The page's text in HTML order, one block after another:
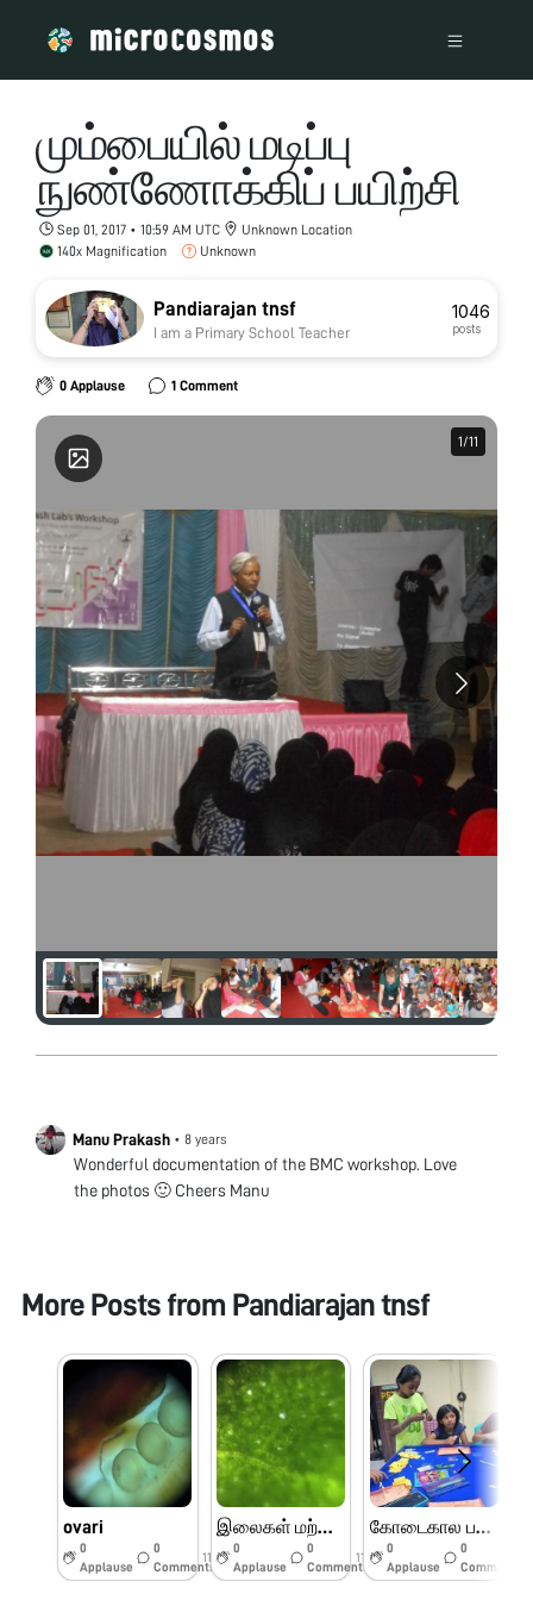
மும்பையில் மடிப்பு
நுண்ணோக்கிப் பயிற்சி
Sep 01, 2017 • 10:59 AM UTC
Unknown Location
140x Magnification
Unknown
Pandiarajan tnsf
I am a Primary School Teacher
1046
posts
0 Applause 1 Comment
1/11
1/11
Manu Prakash • 8 years
Wonderful documentation of the BMC workshop. Love
the photos 🙂 Cheers Manu
More Posts from Pandiarajan tnsf
ovari
0
Applause
0
Comments
11w
இலைகள் மற்றும் பூக்களின் பாகங்கள்
0
Applause
0
Comments
11w
கோடைகால பயிற்சி முகாம் பெரியார் அறிவியல் மையம்
0
Applause
0
Comments